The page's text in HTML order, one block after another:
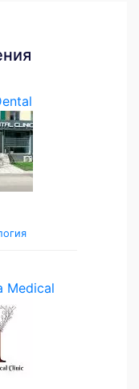
Medical